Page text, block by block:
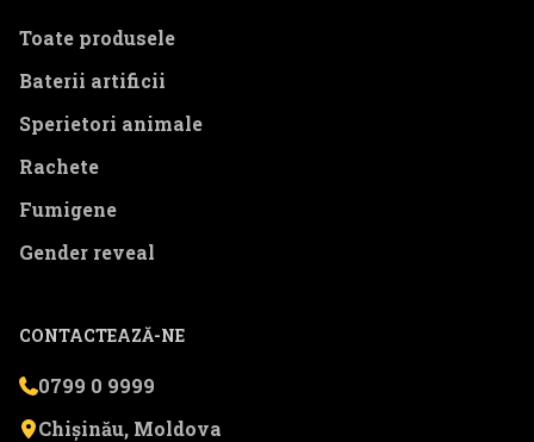
Toate produsele
Baterii artificii
Sperietori animale
Rachete
Fumigene
Gender reveal
CONTACTEAZĂ-NE
0799 0 9999
Chișinău, Moldova